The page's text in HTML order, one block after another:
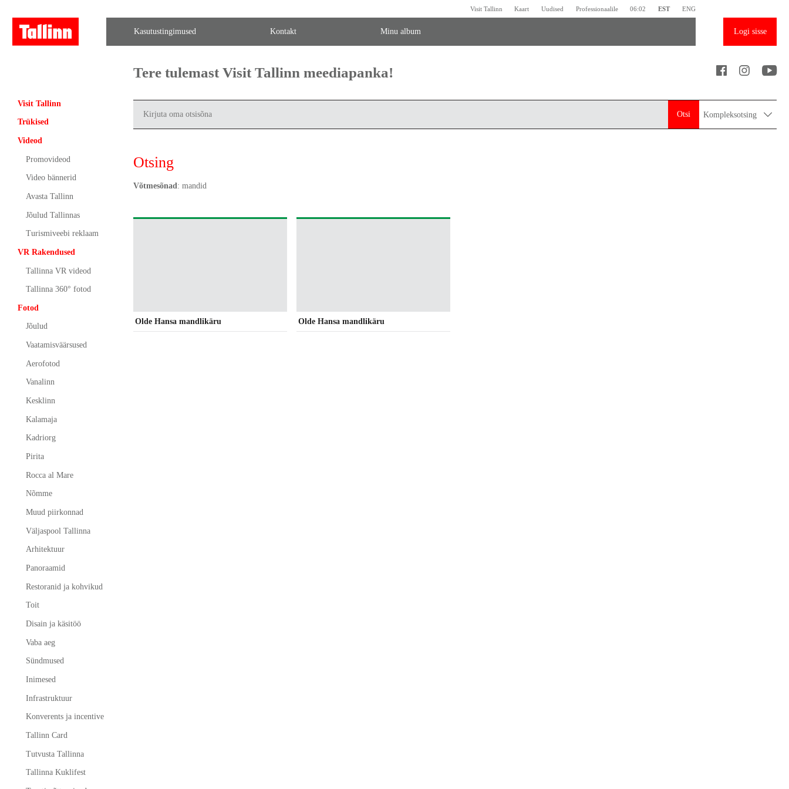
Visit Tallinn Kaart Uudised Professionaalile 06:02 EST ENG
Kasutustingimused Kontakt Minu album Logi sisse
Visit Tallinn
Trükised
Videod
Promovideod
Video bännerid
Avasta Tallinn
Jõulud Tallinnas
Turismiveebi reklaam
VR Rakendused
Tallinna VR videod
Tallinna 360° fotod
Fotod
Jõulud
Vaatamisväärsused
Aerofotod
Vanalinn
Kesklinn
Kalamaja
Kadriorg
Pirita
Rocca al Mare
Nõmme
Muud piirkonnad
Väljaspool Tallinna
Arhitektuur
Panoraamid
Restoranid ja kohvikud
Toit
Disain ja käsitöö
Vaba aeg
Sündmused
Inimesed
Infrastruktuur
Konverents ja incentive
Tallinn Card
Tutvusta Tallinna
Tallinna Kuklifest
Tere tulemast Visit Tallinn meediapanka!
Otsi Kompleksotsing
Otsing
Võtmesõnad : mandid
Olde Hansa mandlikäru Olde Hansa mandlikäru